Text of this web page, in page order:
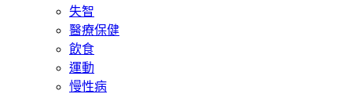
失智
醫療保健
飲食
運動
慢性病